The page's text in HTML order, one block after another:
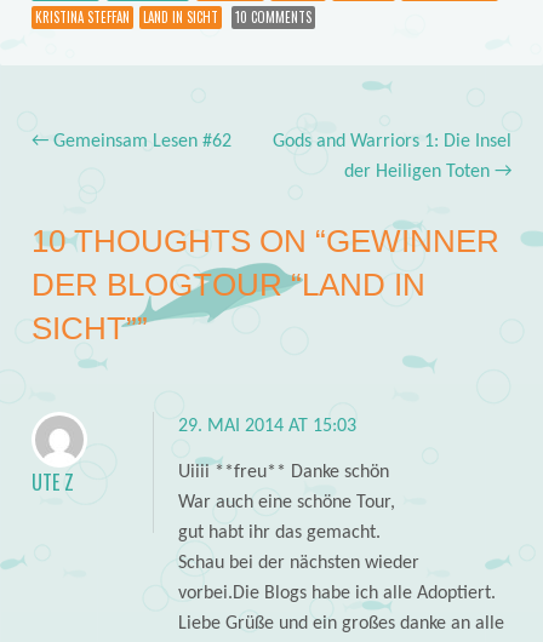
KRISTINA STEFFAN
LAND IN SICHT 10 COMMENTS
Post navigation
←Gemeinsam Lesen #62
Gods and Warriors 1: Die Insel
der Heiligen Toten→
10 THOUGHTS ON “GEWINNER
DER BLOGTOUR “LAND IN
SICHT””
UTE Z
29. MAI 2014 AT 15:03
Uiiii **freu** Danke schön
War auch eine schöne Tour,
gut habt ihr das gemacht.
Schau bei der nächsten wieder
vorbei.Die Blogs habe ich alle Adoptiert.
Liebe Grüße und ein großes danke an alle